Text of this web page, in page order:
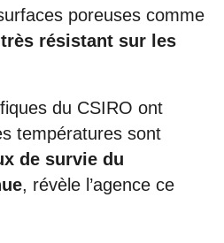
poreuses comme
résistant sur les
du CSIRO ont
températures sont
de survie du
, révèle l’agence ce